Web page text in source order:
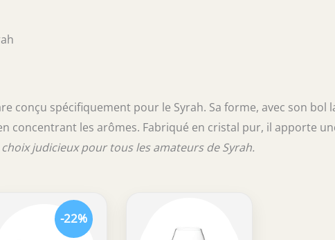
conçu spécifiquement pour le Syrah. Sa forme, avec son bol
concentrant les arômes. Fabriqué en cristal pur, il apporte
judicieux pour tous les amateurs de Syrah.
-22%